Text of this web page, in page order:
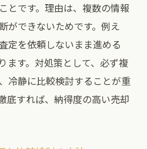
とです。理由は、複数の情報
ができないためです。例え
定を依頼しないまま進める
ます。対処策として、必ず複
冷静に比較検討することが重
底すれば、納得度の高い売却